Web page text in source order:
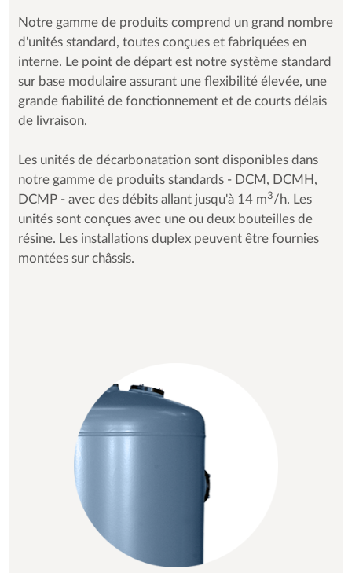
Notre gamme de produits comprend un grand nombre
d'unités standard, toutes conçues et fabriquées en
interne. Le point de départ est notre système standard
sur base modulaire assurant une flexibilité élevée, une
grande fiabilité de fonctionnement et de courts délais
de livraison.
Les unités de décarbonatation sont disponibles dans
notre gamme de produits standards - DCM, DCMH,
DCMP - avec des débits allant jusqu'à 14 m3/h. Les
unités sont conçues avec une ou deux bouteilles de
résine. Les installations duplex peuvent être fournies
montées sur châssis.